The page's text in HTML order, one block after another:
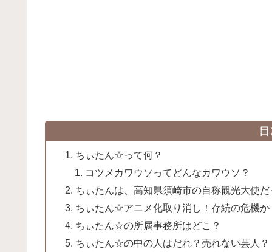
ちぃたん☆って何？
コツメカワウソってどんなカワウソ？
ちぃたんは、高知県須崎市の自称観光大使だ
ちぃたん☆アニメ化取り消し！存続の危機か
ちぃたん☆の所属事務所はどこ？
ちぃたん☆の中の人はだれ？売れない芸人？